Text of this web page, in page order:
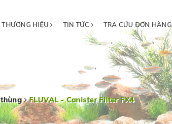
THƯƠNG HIỆU TIN TỨC TRA CỨU ĐƠN HÀNG
FLUVAL - Canister Filter FX4